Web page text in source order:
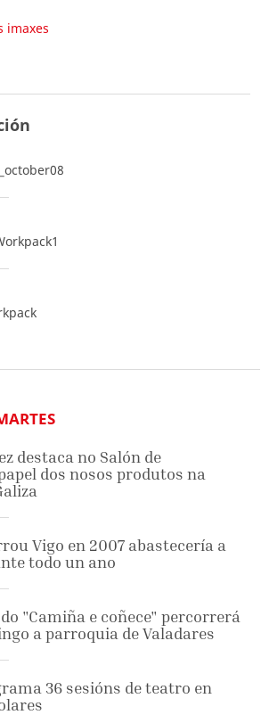
imaxes
destaca no Salón de
dos nosos produtos na
Vigo en 2007 abastecería a
todo un ano
"Camiña e coñece" percorrerá
a parroquia de Valadares
36 sesións de teatro en